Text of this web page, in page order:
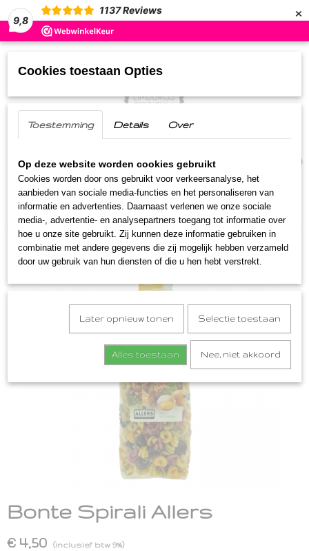
9,8
1137 Reviews ×
(0)
Home >Streekproducten Pasta-Pastasaus > Bonte
Spirali Allers
Bonte Spirali Allers
€ 4,50 (inclusief btw 9%)
Cookies toestaan Opties
Toestemming Details Over
Op deze website worden cookies gebruikt
Cookies worden door ons gebruikt voor verkeersanalyse, het
aanbieden van sociale media-functies en het personaliseren van
informatie en advertenties. Daarnaast verlenen we onze sociale
media-, advertentie- en analysepartners toegang tot informatie over
hoe u onze site gebruikt. Zij kunnen deze informatie gebruiken in
combinatie met andere gegevens die zij mogelijk hebben verzameld
door uw gebruik van hun diensten of die u hen hebt verstrekt.
Later opnieuw tonen Selectie toestaan
Alles toestaan Nee, niet akkoord